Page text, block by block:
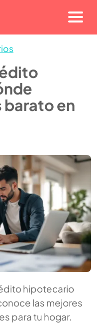
barato en
hipotecario
las mejores
para tu hogar.